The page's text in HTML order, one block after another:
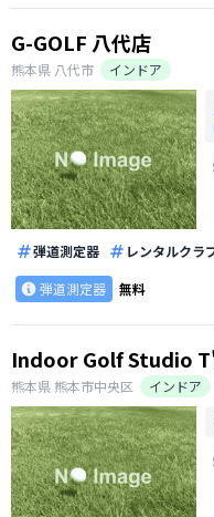
G-GOLF 八代店
熊本県 八代市
インドア
弾道測定器 レンタルクラ
弾道測定器
無料
Indoor Golf Studio
熊本県 熊本市中央区
インドア